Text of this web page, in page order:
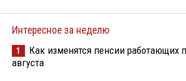
Интересное за неделю
1
Как изменятся пенсии работающих
августа